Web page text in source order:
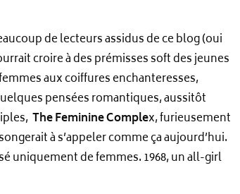
de lecteurs assidus de ce blog (oui
croire à des prémisses soft des jeunes
aux coiffures enchanteresses,
pensées romantiques, aussitôt
The Feminine Complex, furieusement
à s’appeler comme ça aujourd’hui.
uniquement de femmes. 1968, un all-girl